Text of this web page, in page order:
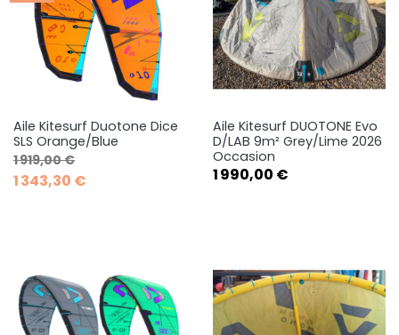
Aile Kitesurf Duotone Dice
SLS Orange/Blue
Prix de base
1 919,00 €Prix
1 343,30 €
Aile Kitesurf DUOTONE Evo
D/LAB 9m² Grey/Lime 2026
Occasion
Prix
1 990,00 €